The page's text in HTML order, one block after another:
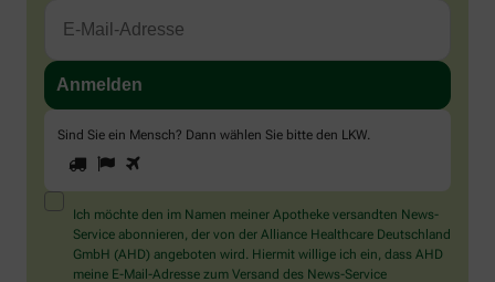
Sind Sie ein Mensch? Dann wählen Sie bitte den LKW.
Sind
Sie
ein
Mensch?
Dann
wählen
Sie
1 2
Ich möchte den im Namen meiner Apotheke versandten News-
Service abonnieren, der von der Alliance Healthcare Deutschland
GmbH (AHD) angeboten wird. Hiermit willige ich ein, dass AHD
meine E-Mail-Adresse zum Versand des News-Service